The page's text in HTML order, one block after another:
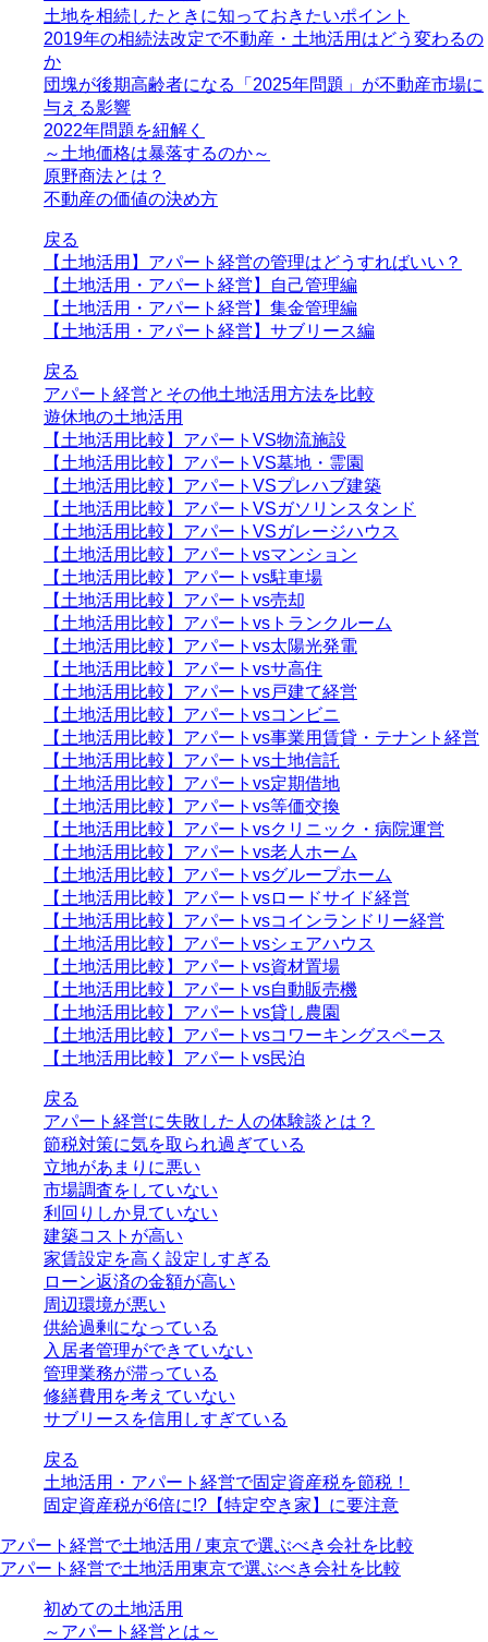
土地を相続したときに知っておきたいポイント
2019年の相続法改定で不動産・土地活用はどう変わるの
か
団塊が後期高齢者になる「2025年問題」が不動産市場に
与える影響
2022年問題を紐解く
～土地価格は暴落するのか～
原野商法とは？
不動産の価値の決め方
戻る
【土地活用】アパート経営の管理はどうすればいい？
【土地活用・アパート経営】自己管理編
【土地活用・アパート経営】集金管理編
【土地活用・アパート経営】サブリース編
戻る
アパート経営とその他土地活用方法を比較
遊休地の土地活用
【土地活用比較】アパートVS物流施設
【土地活用比較】アパートVS墓地・霊園
【土地活用比較】アパートVSプレハブ建築
【土地活用比較】アパートVSガソリンスタンド
【土地活用比較】アパートVSガレージハウス
【土地活用比較】アパートvsマンション
【土地活用比較】アパートvs駐車場
【土地活用比較】アパートvs売却
【土地活用比較】アパートvsトランクルーム
【土地活用比較】アパートvs太陽光発電
【土地活用比較】アパートvsサ高住
【土地活用比較】アパートvs戸建て経営
【土地活用比較】アパートvsコンビニ
【土地活用比較】アパートvs事業用賃貸・テナント経営
【土地活用比較】アパートvs土地信託
【土地活用比較】アパートvs定期借地
【土地活用比較】アパートvs等価交換
【土地活用比較】アパートvsクリニック・病院運営
【土地活用比較】アパートvs老人ホーム
【土地活用比較】アパートvsグループホーム
【土地活用比較】アパートvsロードサイド経営
【土地活用比較】アパートvsコインランドリー経営
【土地活用比較】アパートvsシェアハウス
【土地活用比較】アパートvs資材置場
【土地活用比較】アパートvs自動販売機
【土地活用比較】アパートvs貸し農園
【土地活用比較】アパートvsコワーキングスペース
【土地活用比較】アパートvs民泊
戻る
アパート経営に失敗した人の体験談とは？
節税対策に気を取られ過ぎている
立地があまりに悪い
市場調査をしていない
利回りしか見ていない
建築コストが高い
家賃設定を高く設定しすぎる
ローン返済の金額が高い
周辺環境が悪い
供給過剰になっている
入居者管理ができていない
管理業務が滞っている
修繕費用を考えていない
サブリースを信用しすぎている
戻る
土地活用・アパート経営で固定資産税を節税！
固定資産税が6倍に!?【特定空き家】に要注意
アパート経営で土地活用 / 東京で選ぶべき会社を比較
アパート経営で土地活用東京で選ぶべき会社を比較
初めての土地活用
～アパート経営とは～